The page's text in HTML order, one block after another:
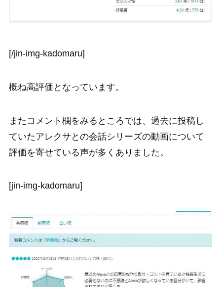
[/jin-img-kadomaru]
概ね高評価となっています。
またコメント欄をみるところでは、過去に投稿し
ていたアレクサとの会話シリーズの動画について
評価を寄せている声が多くありました。
[jin-img-kadomaru]